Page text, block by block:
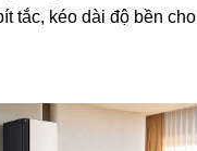
tắc, kéo dài độ bền cho